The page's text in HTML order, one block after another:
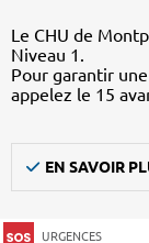
Le CHU de
Niveau 1.
Pour garantir
appelez le 15
EN SAVOIR
URGENCES